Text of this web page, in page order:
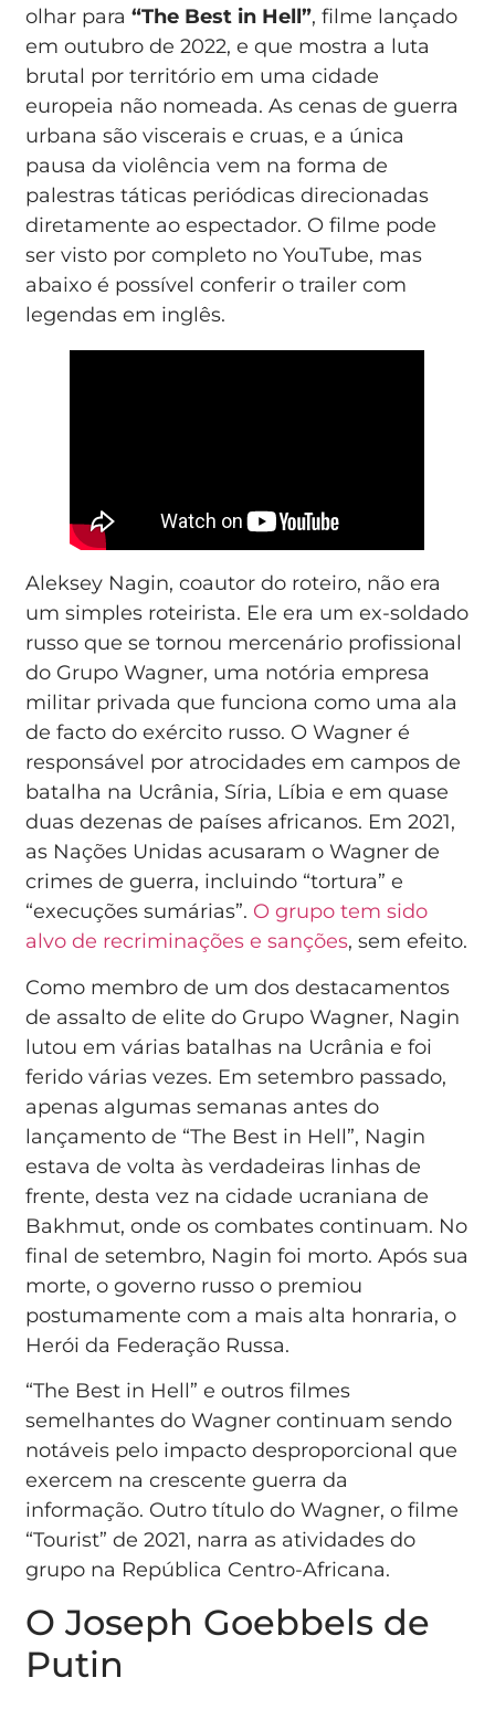
olhar para“The Best in Hell”, filme lançado
em outubro de 2022, e que mostra a luta
brutal por território em uma cidade
europeia não nomeada. As cenas de guerra
urbana são viscerais e cruas, e a única
pausa da violência vem na forma de
palestras táticas periódicas direcionadas
diretamente ao espectador. O filme pode
ser visto por completo no YouTube, mas
abaixo é possível conferir o trailer com
legendas em inglês.
Aleksey Nagin, coautor do roteiro, não era
um simples roteirista. Ele era um ex-soldado
russo que se tornou mercenário profissional
do Grupo Wagner, uma notória empresa
militar privada que funciona como uma ala
de facto do exército russo. O Wagner é
responsável por atrocidades em campos de
batalha na Ucrânia, Síria, Líbia e em quase
duas dezenas de países africanos. Em 2021,
as Nações Unidas acusaram o Wagner de
crimes de guerra, incluindo “tortura” e
“execuções sumárias”. O grupo tem sido
alvo de recriminações e sanções, sem efeito.
Como membro de um dos destacamentos
de assalto de elite do Grupo Wagner, Nagin
lutou em várias batalhas na Ucrânia e foi
ferido várias vezes. Em setembro passado,
apenas algumas semanas antes do
lançamento de “The Best in Hell”, Nagin
estava de volta às verdadeiras linhas de
frente, desta vez na cidade ucraniana de
Bakhmut, onde os combates continuam. No
final de setembro, Nagin foi morto. Após sua
morte, o governo russo o premiou
postumamente com a mais alta honraria, o
Herói da Federação Russa.
“The Best in Hell” e outros filmes
semelhantes do Wagner continuam sendo
notáveis pelo impacto desproporcional que
exercem na crescente guerra da
informação. Outro título do Wagner, o filme
“Tourist” de 2021, narra as atividades do
grupo na República Centro-Africana.
O Joseph Goebbels de
Putin